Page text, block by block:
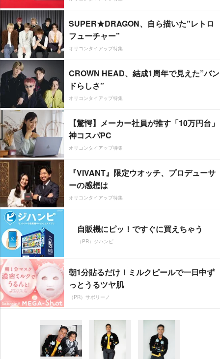
SUPER★DRAGON、自ら描いた”レトロ
フューチャー”
オリコンタイアップ特集
CROWN HEAD、結成1周年で見えた”バン
ドらしさ”
オリコンタイアップ特集
【驚愕】メーカー社員が推す「10万円台」
神コスパPC
オリコンタイアップ特集
『VIVANT』限定ウオッチ、プロデューサ
ーの感想は
オリコンタイアップ特集
自販機にピッ！ですぐに買えちゃう
（PR）ジハンピ
朝1分貼るだけ！ミルクピールで一日中ず
っとうるツヤ肌
（PR）サボリーノ